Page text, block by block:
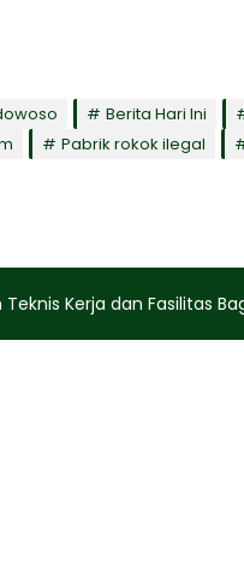
Berita Hari Ini
Pabrik rokok ilegal
Teknis Kerja dan Fasilitas